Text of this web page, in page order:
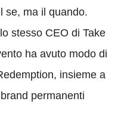
se, ma il quando.
stesso CEO di Take
ha avuto modo di
insieme a
permanenti